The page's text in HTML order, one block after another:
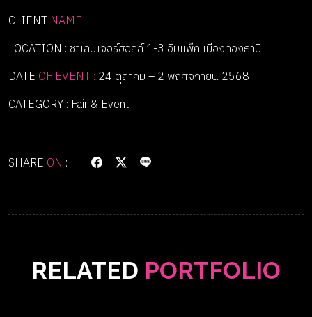
CLIENT NAME :
LOCATION : ชาเลนเจอร์ฮอลล์ 1-3 อิมแพ็ค เมืองทองธานี
DATE OF EVENT : 24 ตุลาคม – 2 พฤศจิกายน 2568
CATEGORY : Fair & Event
SHARE ON :
RELATED PORTFOLIO